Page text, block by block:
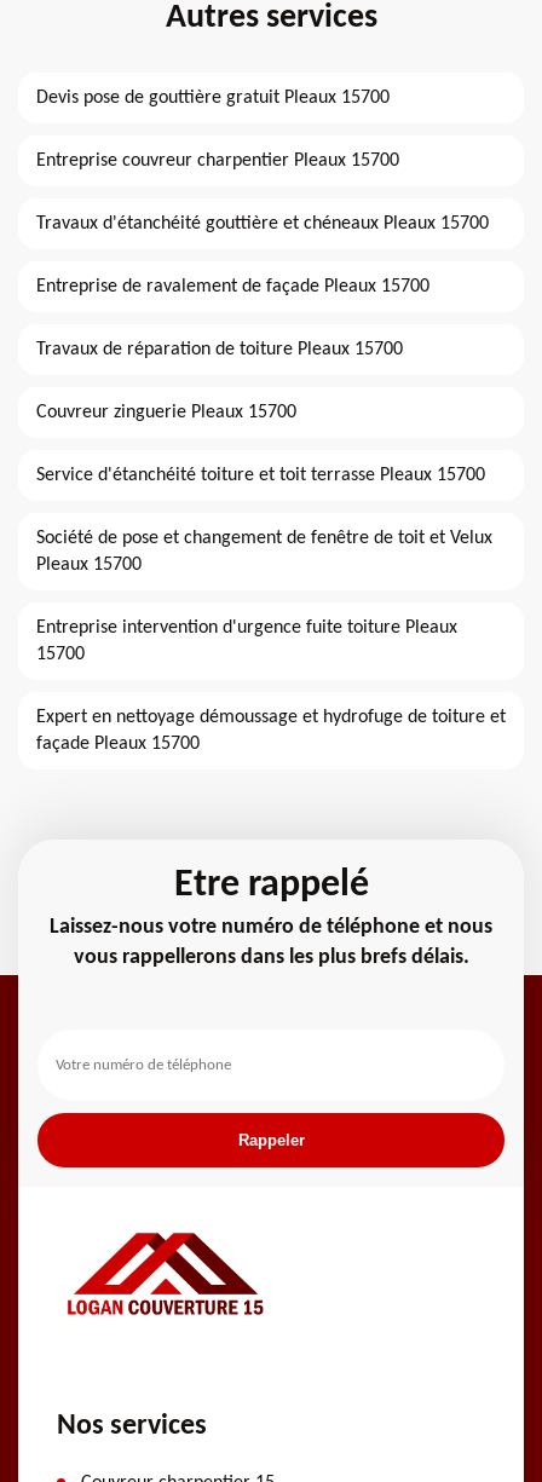
Autres services
Devis pose de gouttière gratuit Pleaux 15700
Entreprise couvreur charpentier Pleaux 15700
Travaux d'étanchéité gouttière et chéneaux Pleaux 15700
Entreprise de ravalement de façade Pleaux 15700
Travaux de réparation de toiture Pleaux 15700
Couvreur zinguerie Pleaux 15700
Service d'étanchéité toiture et toit terrasse Pleaux 15700
Société de pose et changement de fenêtre de toit et Velux
Pleaux 15700
Entreprise intervention d'urgence fuite toiture Pleaux
15700
Expert en nettoyage démoussage et hydrofuge de toiture et
façade Pleaux 15700
Etre rappelé
Laissez-nous votre numéro de téléphone et nous
vous rappellerons dans les plus brefs délais.
Nos services